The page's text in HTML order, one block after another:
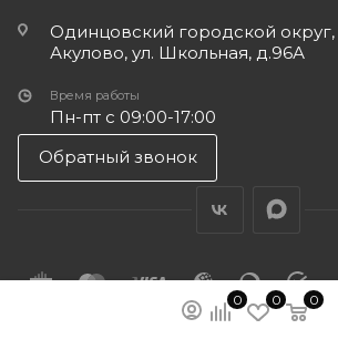
0 0 0
Одинцовский городской округ,
Акулово, ул. Школьная, д.96А
Время работы
Пн-пт с 09:00-17:00
Обратный звонок